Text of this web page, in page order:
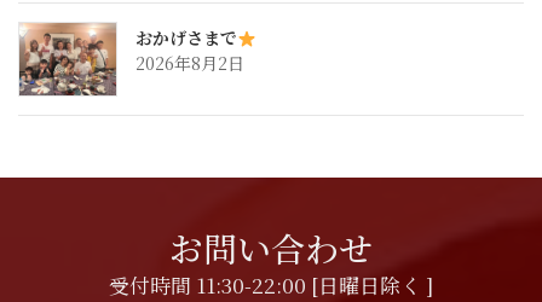
おかげさまで
2026年8月2日
お問い合わせ
受付時間 11:30-22:00 [日曜日除く ]